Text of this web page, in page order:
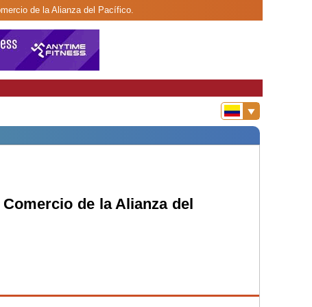
de la Alianza del Pacífico.
de la Alianza del